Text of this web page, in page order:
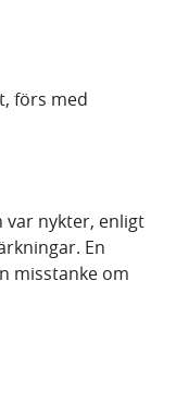
förs med
nykter, enligt
En
misstanke om